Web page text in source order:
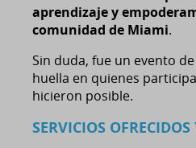
aprendizaje y
comunidad de Miami.
Sin duda, fue un evento
huella en quienes
hicieron posible.
SERVICIOS